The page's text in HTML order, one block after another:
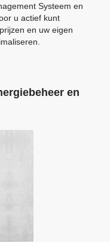
Systeem en
u actief kunt
en uw eigen
en